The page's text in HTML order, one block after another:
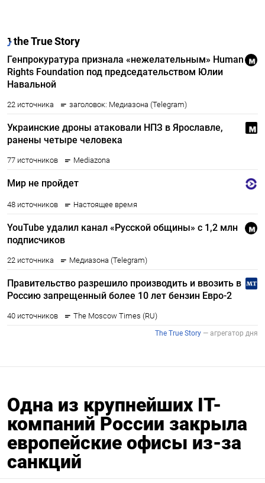
Одна из крупнейших IT-
компаний России закрыла
европейские офисы из-за
санкций